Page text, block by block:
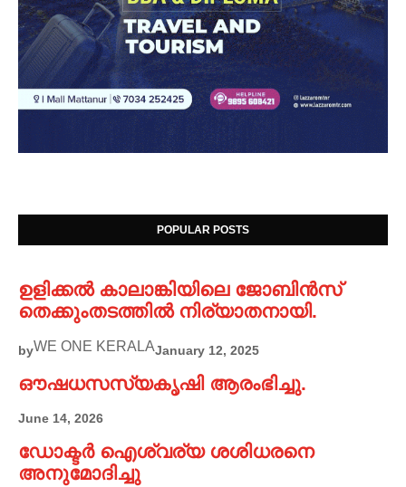
POPULAR POSTS
ഉളിക്കൽ കാലാങ്കിയിലെ ജോബിൻസ്
തെക്കുംതടത്തിൽ നിര്യാതനായി.
byWE ONE KERALAJanuary 12, 2025
ഔഷധസസ്യകൃഷി ആരംഭിച്ചു.
June 14, 2026
ഡോക്ടർ ഐശ്വര്യ ശശിധരനെ
അനുമോദിച്ചു